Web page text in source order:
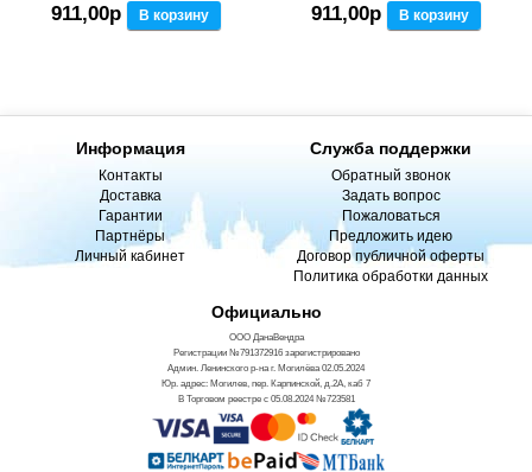
911,00р В корзину 911,00р В корзину
Информация
Контакты
Доставка
Гарантии
Партнёры
Личный кабинет
Служба поддержки
Обратный звонок
Задать вопрос
Пожаловаться
Предложить идею
Договор публичной оферты
Политика обработки данных
Официально
ООО ДанаВендра
Регистрации №791372916 зарегистрировано
Админ. Ленинского р-на г. Могилёва 02.05.2024
Юр. адрес: Могилев, пер. Карпинской, д.2А, каб 7
В Торговом реестре с 05.08.2024 №723581